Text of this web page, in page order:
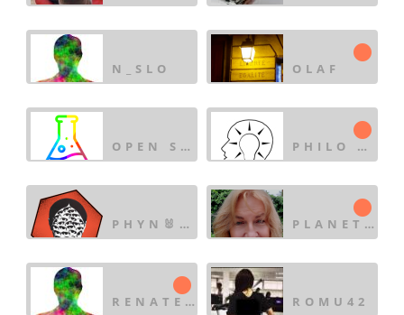
N_SLO OLAF
OPEN SCIENCE ✅ PHILO SOPHIES
PHYN🐰STER PLANETINSPACE
RENATE63 ROMU42